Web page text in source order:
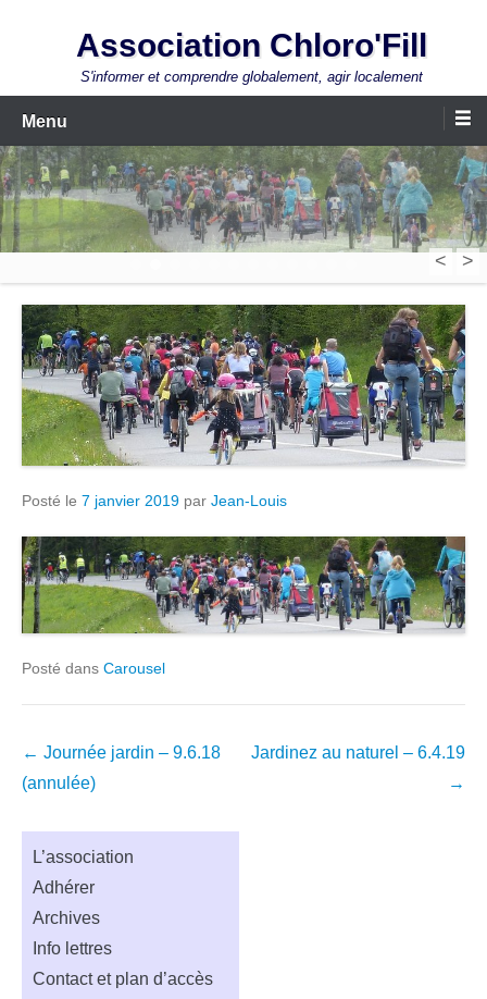
Association Chloro'Fill
S'informer et comprendre globalement, agir localement
Menu
< >
Posté le 7 janvier 2019 par Jean-Louis
Posté dans Carousel
Navigation
dans
← Journée jardin – 9.6.18
(annulée)
Jardinez au naturel – 6.4.19
→
L’association
Adhérer
Archives
Info lettres
Contact et plan d’accès